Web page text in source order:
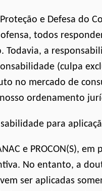
e Defesa do
todos
Todavia, a
(culpa
no mercado de
ordenamento
para
e PROCON(S),
No entanto, a
ser aplicadas